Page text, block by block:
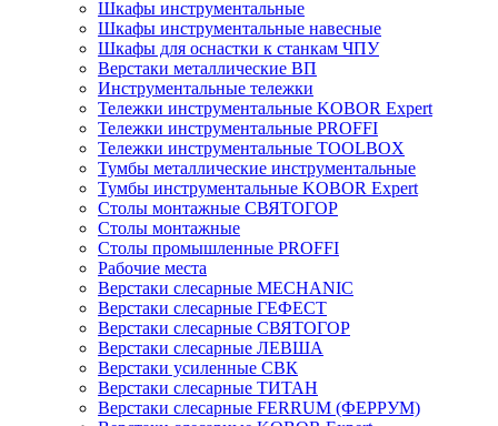
Шкафы инструментальные
Шкафы инструментальные навесные
Шкафы для оснастки к станкам ЧПУ
Верстаки металлические ВП
Инструментальные тележки
Тележки инструментальные KOBOR Expert
Тележки инструментальные PROFFI
Тележки инструментальные TOOLBOX
Тумбы металлические инструментальные
Тумбы инструментальные KOBOR Expert
Столы монтажные СВЯТОГОР
Столы монтажные
Столы промышленные PROFFI
Рабочие места
Верстаки слесарные MECHANIC
Верстаки слесарные ГЕФЕСТ
Верстаки слесарные СВЯТОГОР
Верстаки слесарные ЛЕВША
Верстаки усиленные СВК
Верстаки слесарные ТИТАН
Верстаки слесарные FERRUM (ФЕРРУМ)